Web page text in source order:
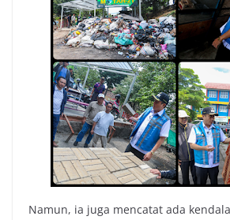
Namun, ia juga mencatat ada